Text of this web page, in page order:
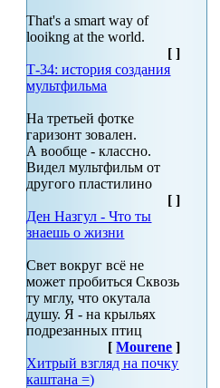
That's a smart way of
looikng at the world.
[]
Т-34: история создания
мультфильма
На третьей фотке
гаризонт зовален.
А вообще - классно.
Видел мультфильм от
другого пластилино
[]
Ден Назгул - Что ты
знаешь о жизни
Свет вокруг всё не
может пробиться Сквозь
ту мглу, что окутала
душу. Я - на крыльях
подрезанных птиц
[Mourene ]
Хитрый взгляд на почку
каштана =)